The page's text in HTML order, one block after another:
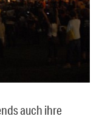
auch ihre